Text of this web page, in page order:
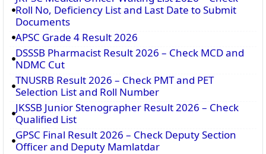
Roll No, Deficiency List and Last Date to Submit
Documents
APSC Grade 4 Result 2026
DSSSB Pharmacist Result 2026 – Check MCD and
NDMC Cut
TNUSRB Result 2026 – Check PMT and PET
Selection List and Roll Number
JKSSB Junior Stenographer Result 2026 – Check
Qualified List
GPSC Final Result 2026 – Check Deputy Section
Officer and Deputy Mamlatdar